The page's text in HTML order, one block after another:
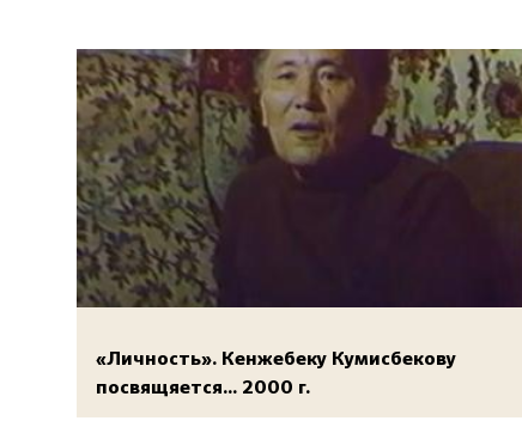
«Личность». Кенжебеку Кумисбекову
посвящяется... 2000 г.